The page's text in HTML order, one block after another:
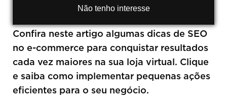
Não tenho interesse
Para a Sua Loja Virtual
Confira neste artigo algumas dicas de SEO
no e-commerce para conquistar resultados
cada vez maiores na sua loja virtual. Clique
e saiba como implementar pequenas ações
eficientes para o seu negócio.